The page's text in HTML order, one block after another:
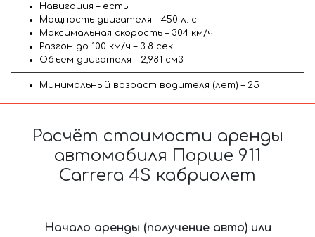
Навигация – есть
Мощность двигателя – 450 л. с.
Максимальная скорость – 304 км/ч
Разгон до 100 км/ч – 3.8 сек
Объём двигателя – 2,981 см3
Минимальный возраст водителя (лет) – 25
Расчёт стоимости аренды
автомобиля Порше 911
Carrera 4S кабриолет
Начало аренды (получение авто) или